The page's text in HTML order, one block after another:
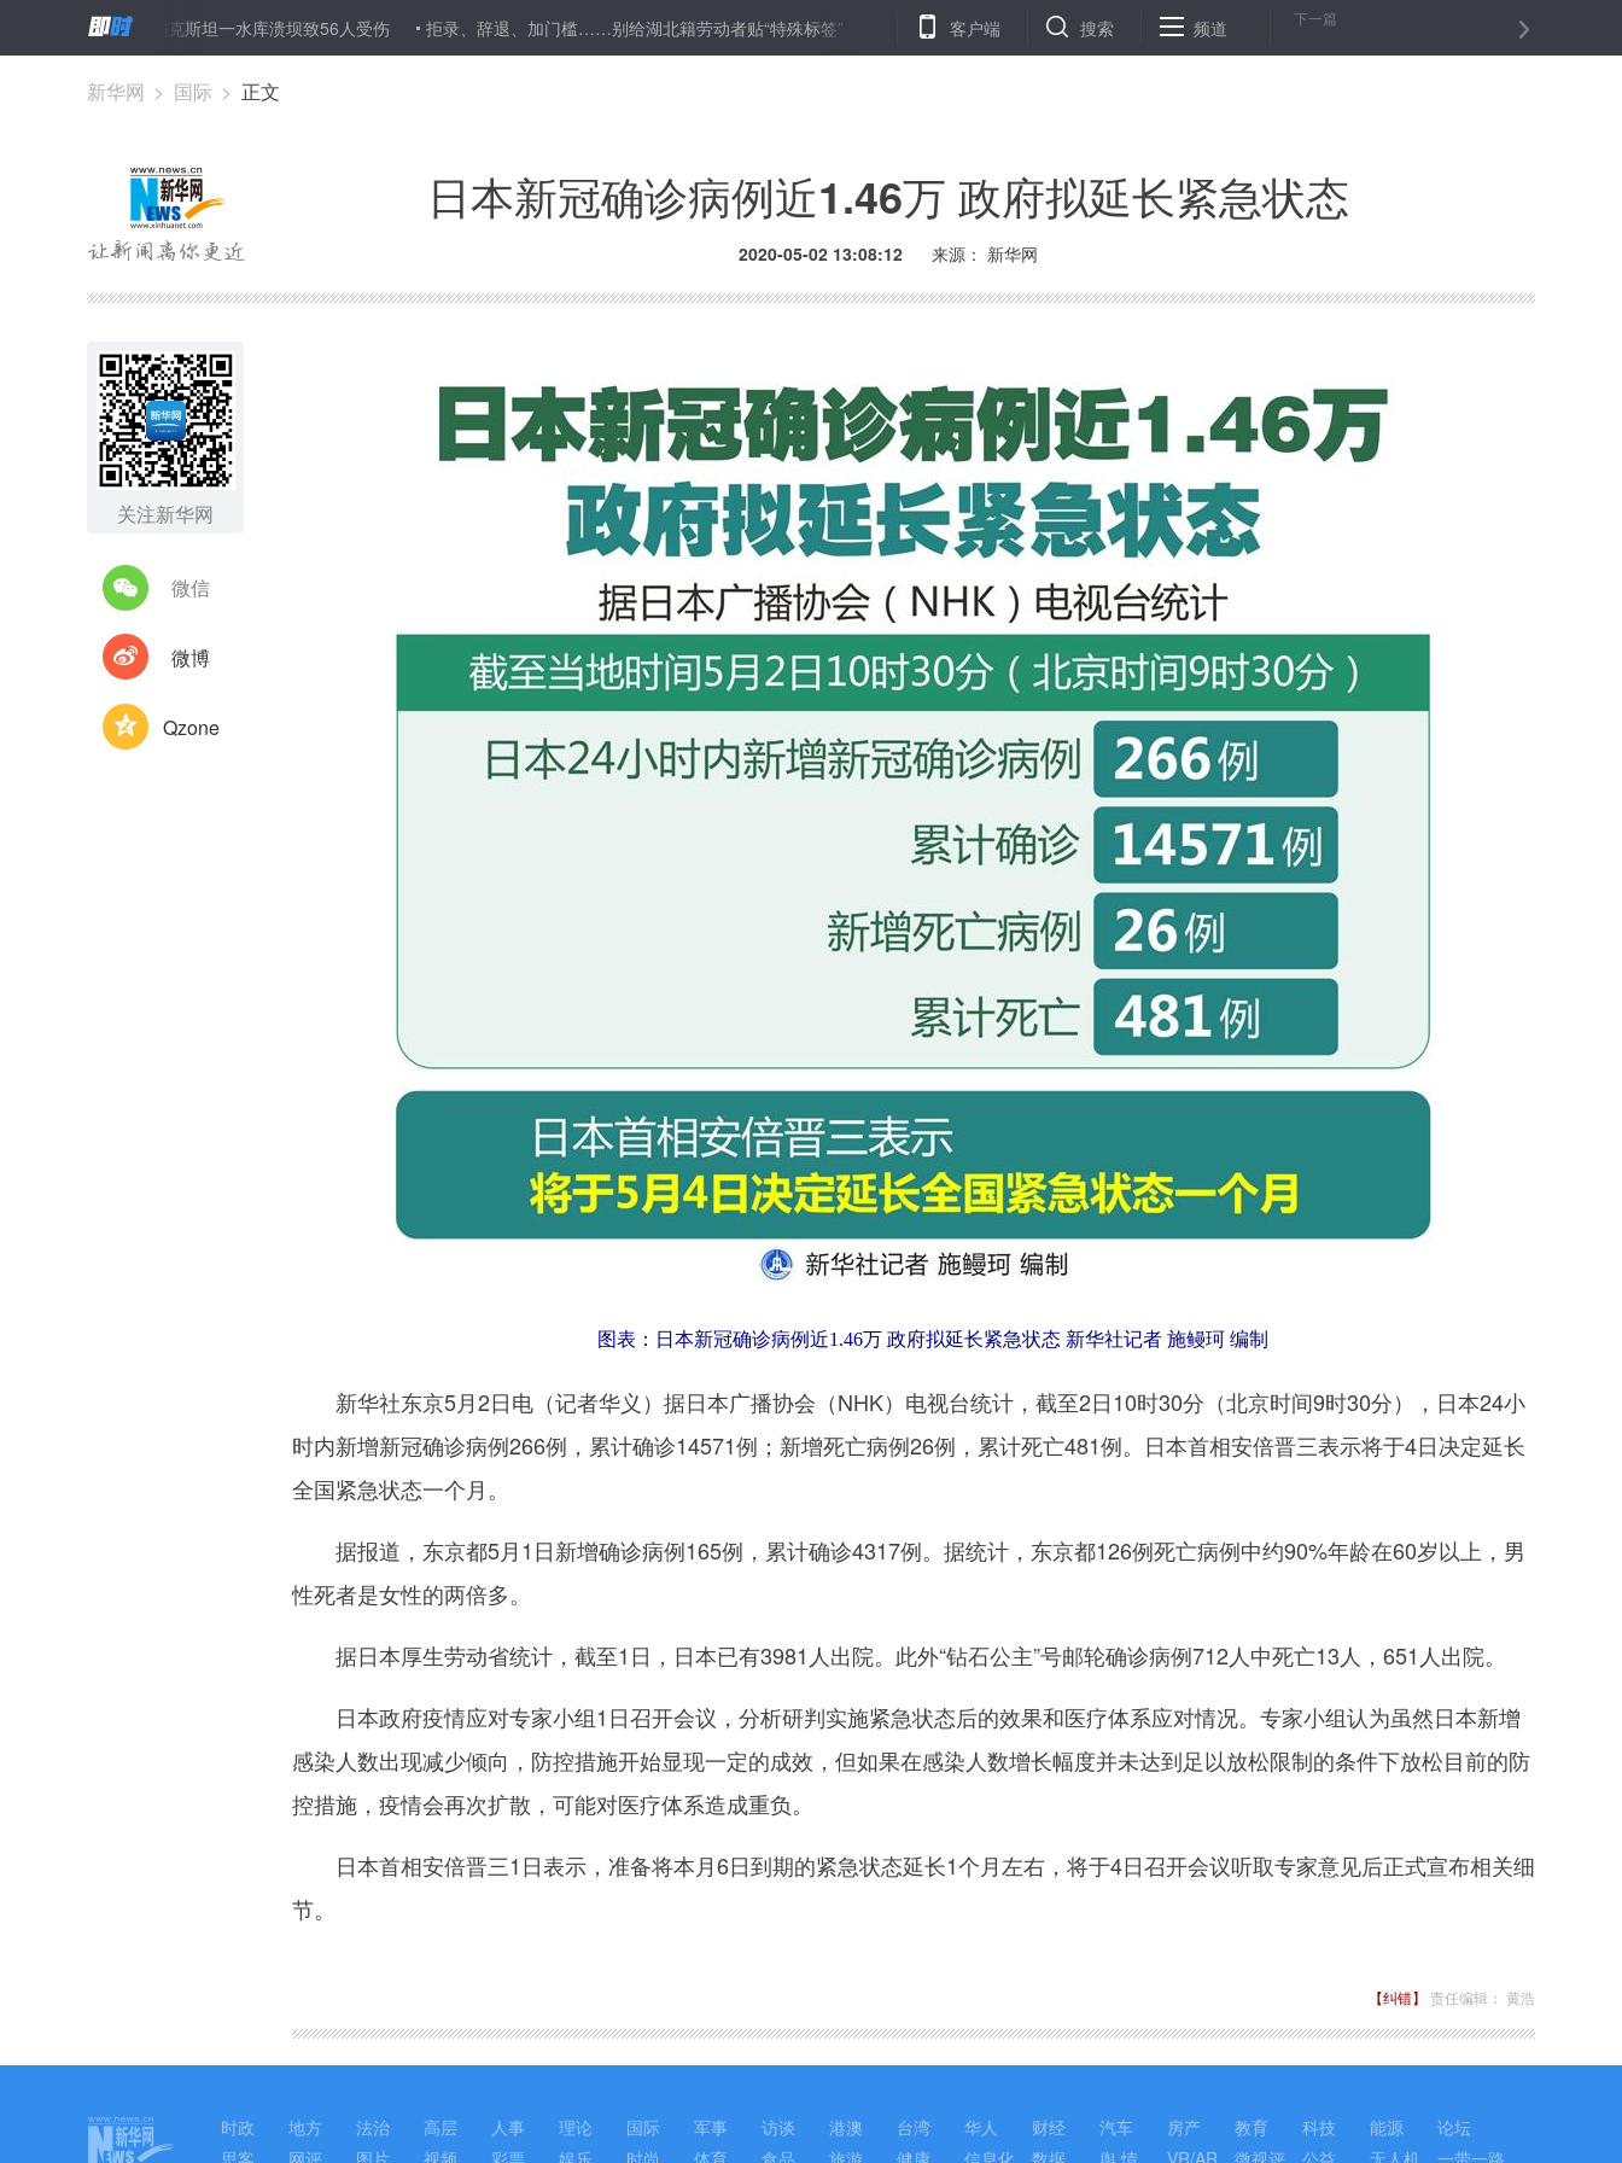
乌兹别克斯坦一水库溃坝致56人受伤 拒录、辞退、加门槛……别给湖北籍劳动者贴“特殊标签” “五个一百”：互联网聚大爱、战大疫、彰大义 2561名大学生为中小学生架起“云端书桌”
客户端 搜索 频道 下一篇
新华网 > 国际 > 正文
日本新冠确诊病例近1.46万 政府拟延长紧急状态
2020-05-02 13:08:12 来源： 新华网
关注新华网
微信
微博
Qzone
图表：日本新冠确诊病例近1.46万 政府拟延长紧急状态 新华社记者 施鳗珂 编制
新华社东京5月2日电（记者华义）据日本广播协会（NHK）电视台统计，截至2日10时30分（北京时间9时30分），日本24小
时内新增新冠确诊病例266例，累计确诊14571例；新增死亡病例26例，累计死亡481例。日本首相安倍晋三表示将于4日决定延长
全国紧急状态一个月。
据报道，东京都5月1日新增确诊病例165例，累计确诊4317例。据统计，东京都126例死亡病例中约90%年龄在60岁以上，男
性死者是女性的两倍多。
据日本厚生劳动省统计，截至1日，日本已有3981人出院。此外“钻石公主”号邮轮确诊病例712人中死亡13人，651人出院。
日本政府疫情应对专家小组1日召开会议，分析研判实施紧急状态后的效果和医疗体系应对情况。专家小组认为虽然日本新增
感染人数出现减少倾向，防控措施开始显现一定的成效，但如果在感染人数增长幅度并未达到足以放松限制的条件下放松目前的防
控措施，疫情会再次扩散，可能对医疗体系造成重负。
日本首相安倍晋三1日表示，准备将本月6日到期的紧急状态延长1个月左右，将于4日召开会议听取专家意见后正式宣布相关细
节。
【纠错】 责任编辑： 黄浩
时政 地方 法治 高层 人事 理论 国际 军事 访谈 港澳 台湾 华人 财经 汽车 房产 教育 科技 能源
论坛
思客
网评 图片 视频 彩票 娱乐 时尚 体育 食品 旅游 健康 信息化 数据 舆 情 VR/AR 微视评 公益 无人机 一带一路